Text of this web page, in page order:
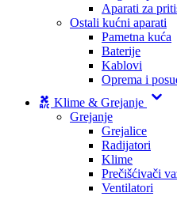
Aparati za
Ostali kućni aparati
Pametna kuća
Baterije
Kablovi
Oprema i
Klime & Grejanje
Grejanje
Grejalice
Radijatori
Klime
Prečišćivači
Ventilatori